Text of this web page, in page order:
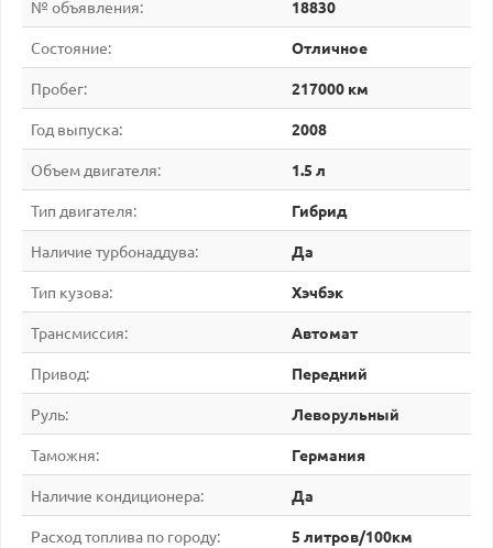
№ объявления: 18830
Состояние: Отличное
Пробег: 217000 км
Год выпуска: 2008
Объем двигателя: 1.5 л
Тип двигателя: Гибрид
Наличие турбонаддува: Да
Тип кузова: Хэчбэк
Трансмиссия: Автомат
Привод: Передний
Руль: Леворульный
Таможня: Германия
Наличие кондиционера: Да
Расход топлива по городу: 5 литров/100км